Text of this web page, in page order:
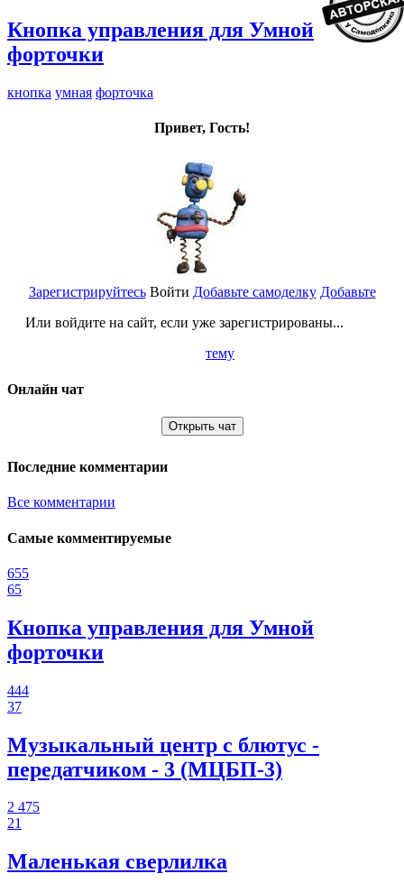
Кнопка управления для Умной
форточки
кнопка умная форточка
Привет, Гость!
Зарегистрируйтесь
Или войдите на сайт, если уже зарегистрированы...
Войти Добавьте самоделку Добавьте
тему
Онлайн чат
Открыть чат
Последние комментарии
Все комментарии
Самые комментируемые
655
65
Кнопка управления для Умной
форточки
444
37
Музыкальный центр с блютус -
передатчиком - 3 (МЦБП-3)
2 475
21
Маленькая сверлилка